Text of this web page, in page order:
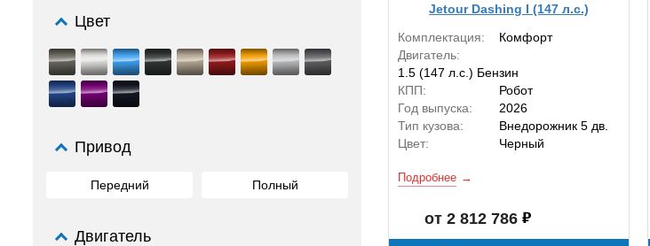
Цвет
Привод
Передний Полный
Двигатель
Jetour Dashing I (147 л.с.)
Комплектация:
Комфорт
Двигатель:
1.5 (147 л.с.) Бензин
КПП:
Робот
Год выпуска:
2026
Тип кузова:
Внедорожник 5 дв.
Цвет:
Черный
Подробнее
от 2 812 786